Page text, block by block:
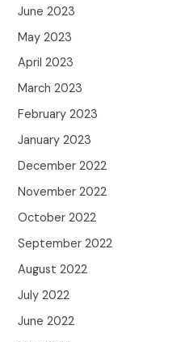
June 2023
May 2023
April 2023
March 2023
February 2023
January 2023
December 2022
November 2022
October 2022
September 2022
August 2022
July 2022
June 2022